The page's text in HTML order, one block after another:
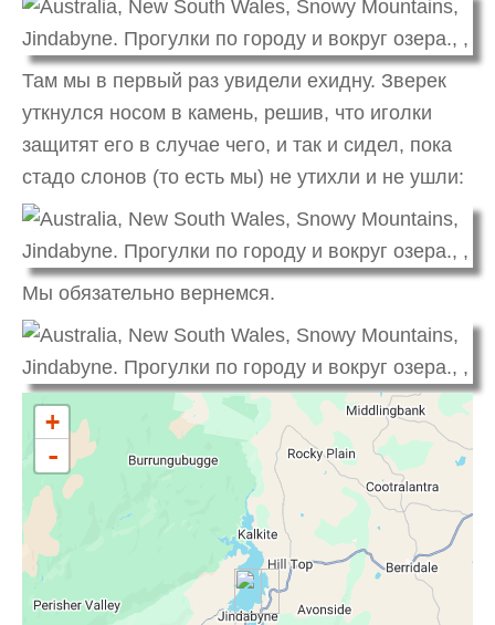
Там мы в первый раз увидели ехидну. Зверек
уткнулся носом в камень, решив, что иголки
защитят его в случае чего, и так и сидел, пока
стадо слонов (то есть мы) не утихли и не ушли:
Мы обязательно вернемся.
+
-